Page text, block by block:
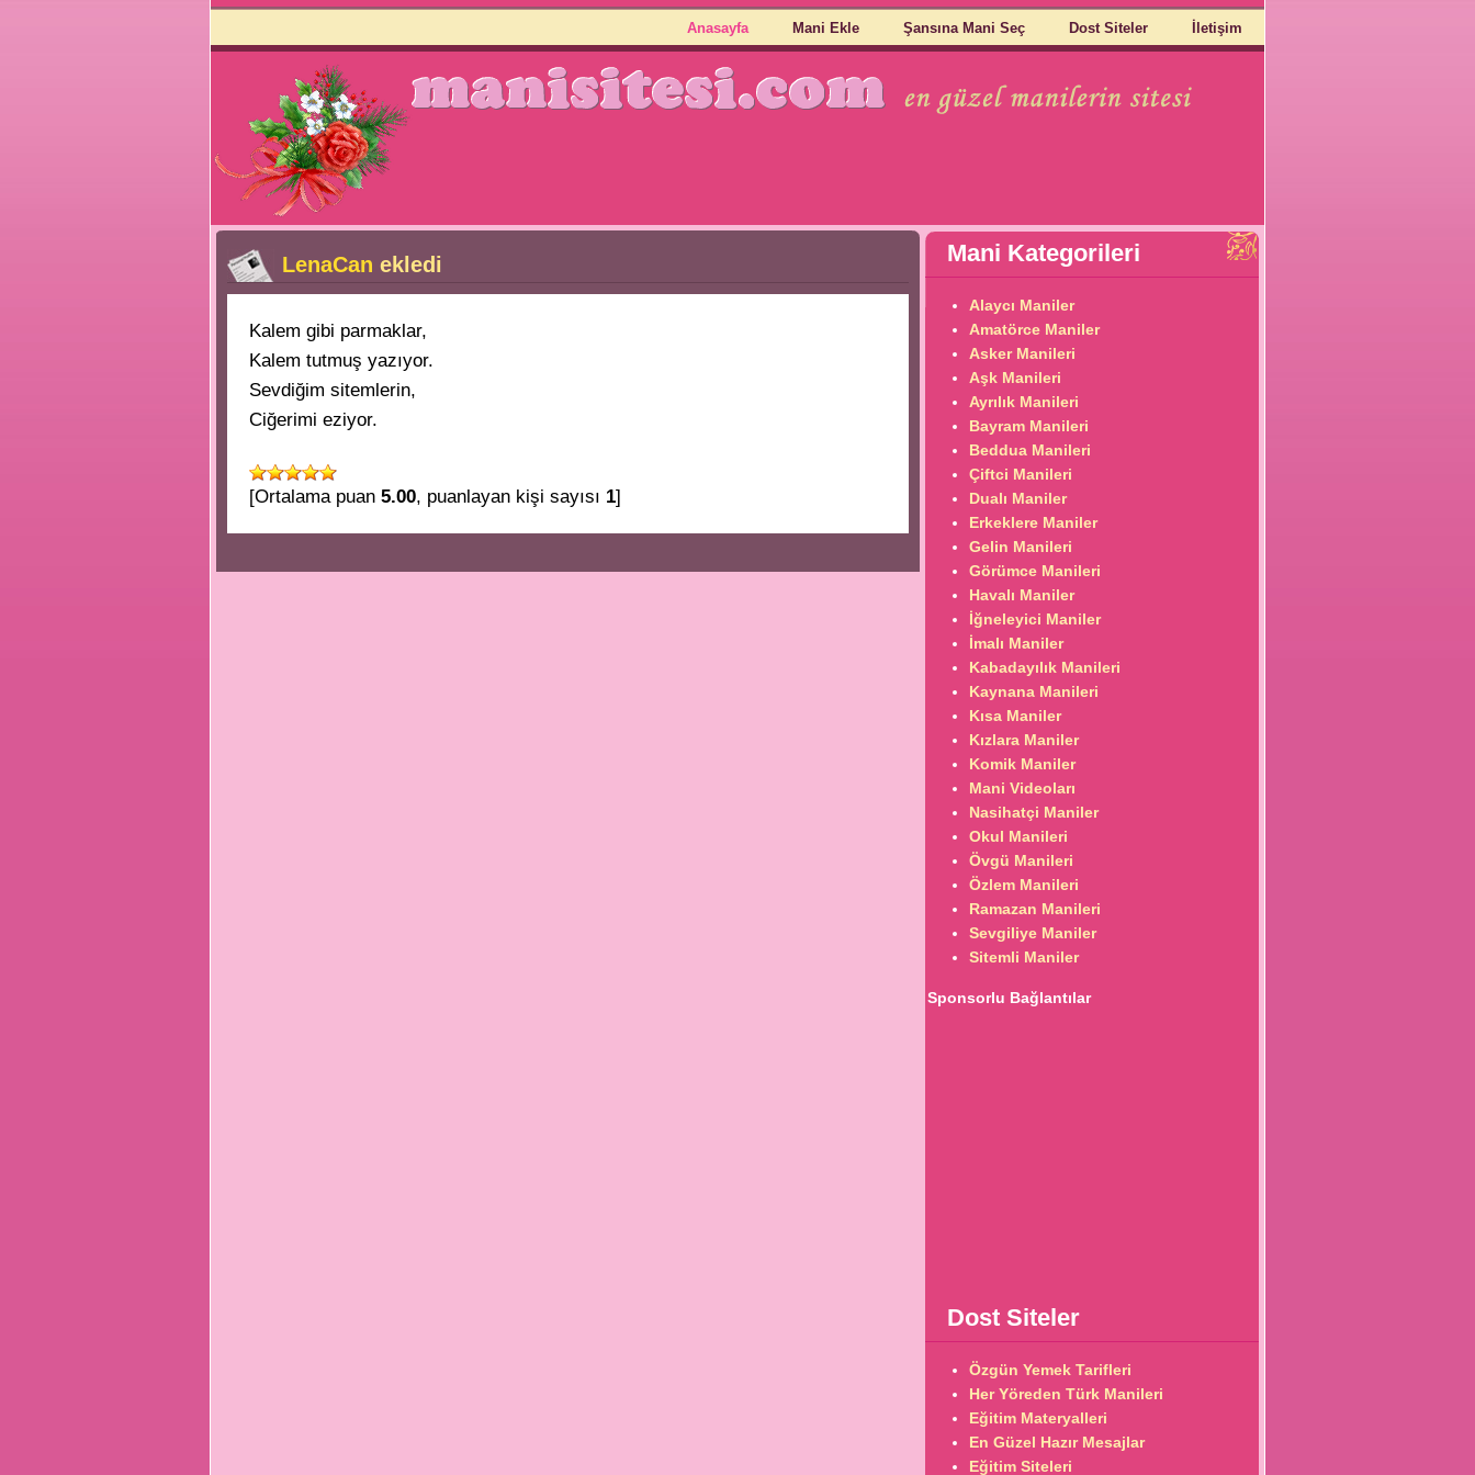
İletişim
Dost Siteler
Şansına Mani Seç
Mani Ekle
Anasayfa
LenaCan ekledi
Kalem gibi parmaklar,
Kalem tutmuş yazıyor.
Sevdiğim sitemlerin,
Ciğerimi eziyor.
[Ortalama puan 5.00, puanlayan kişi sayısı 1]
Mani Kategorileri
Alaycı Maniler
Amatörce Maniler
Asker Manileri
Aşk Manileri
Ayrılık Manileri
Bayram Manileri
Beddua Manileri
Çiftci Manileri
Dualı Maniler
Erkeklere Maniler
Gelin Manileri
Görümce Manileri
Havalı Maniler
İğneleyici Maniler
İmalı Maniler
Kabadayılık Manileri
Kaynana Manileri
Kısa Maniler
Kızlara Maniler
Komik Maniler
Mani Videoları
Nasihatçi Maniler
Okul Manileri
Övgü Manileri
Özlem Manileri
Ramazan Manileri
Sevgiliye Maniler
Sitemli Maniler
Sponsorlu Bağlantılar
Dost Siteler
Özgün Yemek Tarifleri
Her Yöreden Türk Manileri
Eğitim Materyalleri
En Güzel Hazır Mesajlar
Eğitim Siteleri